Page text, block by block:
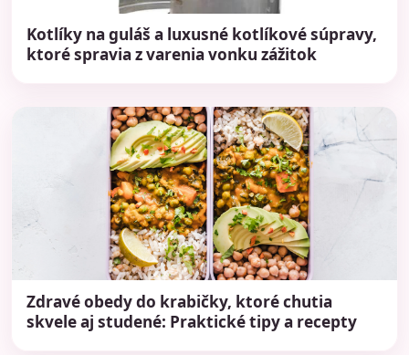
Kotlíky na guláš a luxusné kotlíkové súpravy,
ktoré spravia z varenia vonku zážitok
Zdravé obedy do krabičky, ktoré chutia
skvele aj studené: Praktické tipy a recepty